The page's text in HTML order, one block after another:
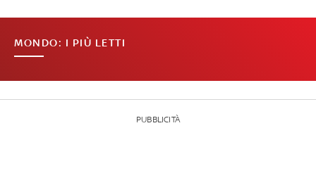
MONDO: I PIÙ LETTI
PUBBLICITÀ